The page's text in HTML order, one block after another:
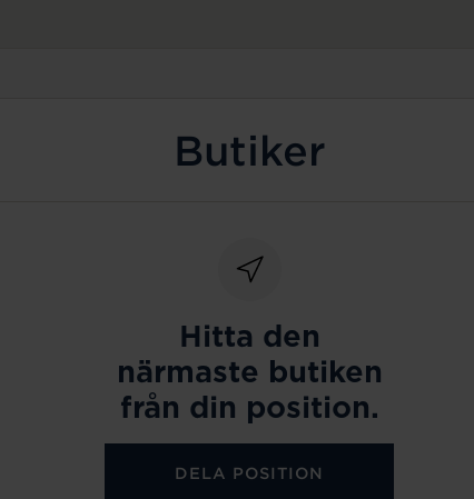
Butiker
Hitta den
närmaste butiken
från din position.
DELA POSITION